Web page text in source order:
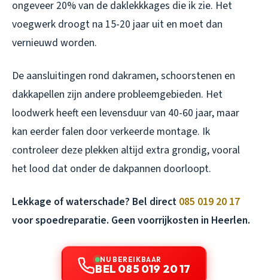
ongeveer 20% van de daklekkkages die ik zie. Het
voegwerk droogt na 15-20 jaar uit en moet dan
vernieuwd worden.
De aansluitingen rond dakramen, schoorstenen en
dakkapellen zijn andere probleemgebieden. Het
loodwerk heeft een levensduur van 40-60 jaar, maar
kan eerder falen door verkeerde montage. Ik
controleer deze plekken altijd extra grondig, vooral
het lood dat onder de dakpannen doorloopt.
Lekkage of waterschade? Bel direct 085 019 20 17
voor spoedreparatie. Geen voorrijkosten in Heerlen.
NU BEREIKBAAR
BEL 085 019 20 17